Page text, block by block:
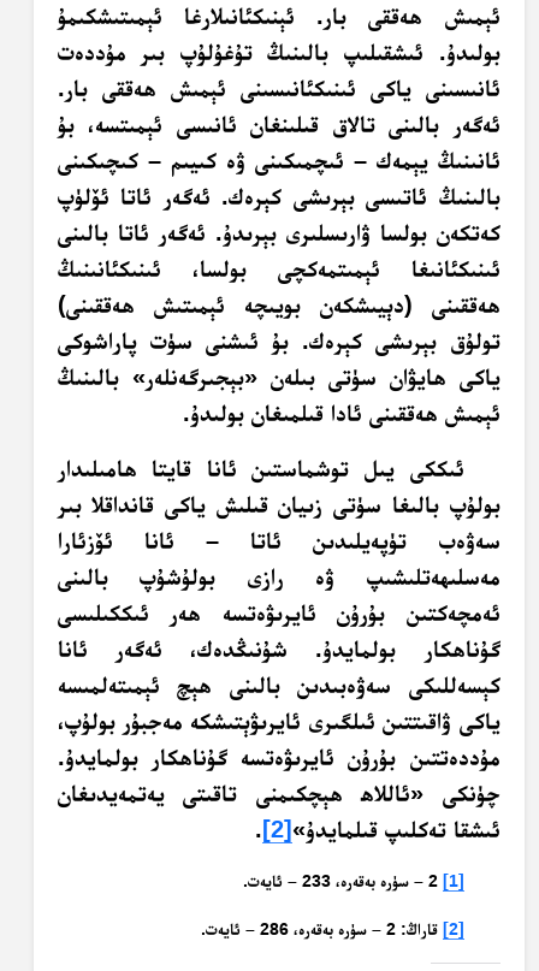
ئېمىش ھەققى بار. ئېنىكئانىلارغا ئېمىتىشكىمۇ
بولىدۇ. ئىشقىلىپ بالىنىڭ تۇغۇلۇپ بىر مۇددەت
ئانىسىنى ياكى ئىنىكئانىسىنى ئېمىش ھەققى بار.
ئەگەر بالىنى تالاق قىلىنغان ئانىسى ئېمىتسە، بۇ
ئانىنىڭ يېمەك – ئىچمىكىنى ۋە كىيىم – كىچىكىنى
بالىنىڭ ئاتىسى بېرىشى كېرەك. ئەگەر ئاتا ئۆلۈپ
كەتكەن بولسا ۋارىسلىرى بېرىدۇ. ئەگەر ئاتا بالىنى
ئىنىكئانىغا ئېمىتمەكچى بولسا، ئىنىكئانىنىڭ
ھەققىنى (دېيىشكەن بويىچە ئېمىتىش ھەققىنى)
تولۇق بېرىشى كېرەك. بۇ ئىشنى سۈت پاراشوكى
ياكى ھايۋان سۈتى بىلەن «بېجىرگەنلەر» بالىنىڭ
ئېمىش ھەققىنى ئادا قىلمىغان بولىدۇ.
ئىككى يىل توشماستىن ئانا قايتا ھامىلىدار
بولۇپ بالىغا سۈتى زىيان قىلىش ياكى قانداقلا بىر
سەۋەب تۈپەيلىدىن ئاتا – ئانا ئۆزئارا
مەسلىھەتلىشىپ ۋە رازى بولۇشۇپ بالىنى
ئەمچەكتىن بۇرۇن ئايرىۋەتسە ھەر ئىككىلىسى
گۇناھكار بولمايدۇ. شۇنىڭدەك، ئەگەر ئانا
كېسەللىكى سەۋەبىدىن بالىنى ھېچ ئېمىتەلمىسە
ياكى ۋاقىتتىن ئىلگىرى ئايرىۋېتىشكە مەجبۇر بولۇپ،
مۇددەتتىن بۇرۇن ئايرىۋەتسە گۇناھكار بولمايدۇ.
چۈنكى «ئاللاھ ھېچكىمنى تاقىتى يەتمەيدىغان
ئىشقا تەكلىپ قىلمايدۇ» [2]
.
[1] 2 – سۈرە بەقەرە، 233 – ئايەت.
[2] قاراڭ: 2 – سۈرە بەقەرە، 286 – ئايەت.